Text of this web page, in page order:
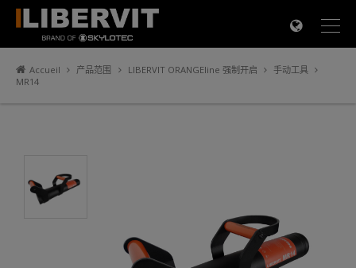
Accueil 产品范围 LIBERVIT ORANGEline 强制开启
手动工具
MR14
×